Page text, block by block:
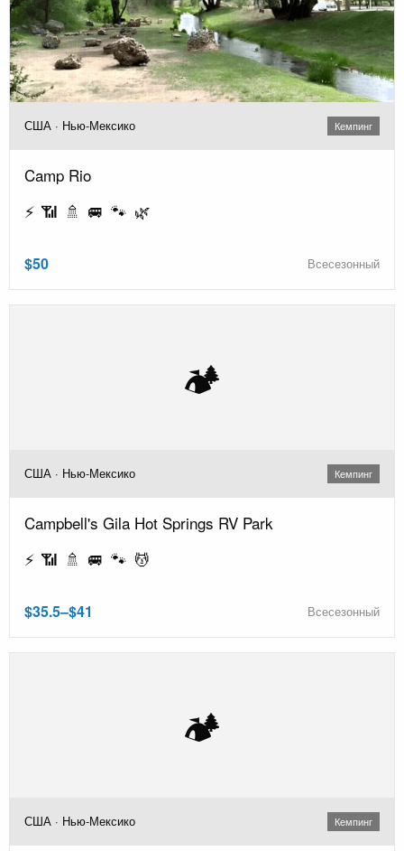
США · Нью-Мексико Кемпинг
Camp Rio
⚡ 📶 🚿 🚐 🐾 🌿
$50 Всесезонный
🏕️
США · Нью-Мексико Кемпинг
Campbell's Gila Hot Springs RV Park
⚡ 📶 🚿 🚐 🐾 💆
$35.5–$41 Всесезонный
🏕️
США · Нью-Мексико Кемпинг